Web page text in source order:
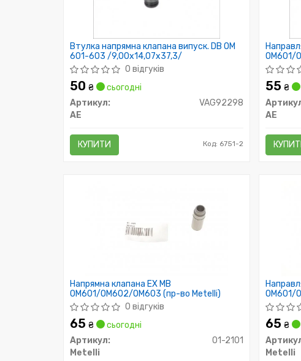
Втулка напрямна клапана випуск. DB OM
601-603 /9,00x14,07x37,3/
0 відгуків
50 ₴
сьогодні
Артикул:
VAG92298
AE
КУПИТИ Код: 6751-2
OM601/
55₴
AE
Напрямна клапана EX MB
OM601/OM602/OM603 (пр-во Metelli)
0 відгуків
65 ₴
сьогодні
Артикул:
01-2101
Metelli
OM601/
65₴
Metelli